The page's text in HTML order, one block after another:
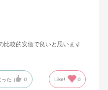
比較的安価で良いと思います
った 0 Like! 0